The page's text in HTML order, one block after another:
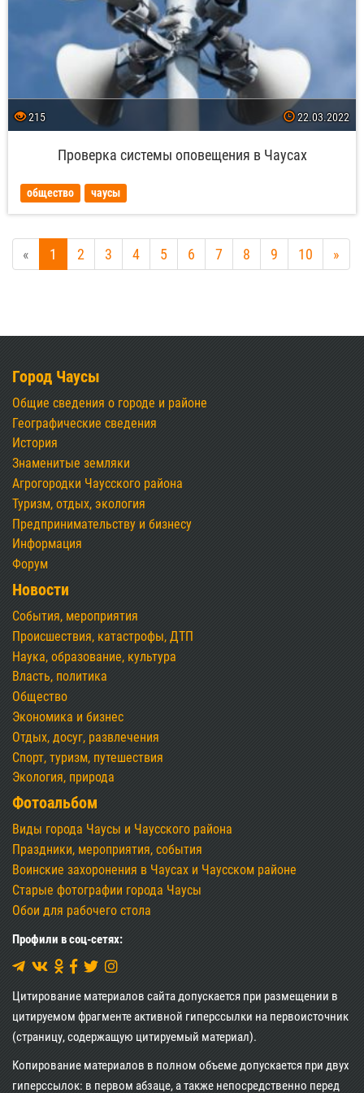
215 22.03.2022
Проверка системы оповещения в Чаусах
общество чаусы
« 1 2 3 4 5 6 7 8 9 10 »
Город Чаусы
Общие сведения о городе и районе
Географические сведения
История
Знаменитые земляки
Агрогородки Чаусского района
Туризм, отдых, экология
Предпринимательству и бизнесу
Информация
Форум
Новости
События, мероприятия
Происшествия, катастрофы, ДТП
Наука, образование, культура
Власть, политика
Общество
Экономика и бизнес
Отдых, досуг, развлечения
Спорт, туризм, путешествия
Экология, природа
Фотоальбом
Виды города Чаусы и Чаусского района
Праздники, мероприятия, события
Воинские захоронения в Чаусах и Чаусском районе
Старые фотографии города Чаусы
Обои для рабочего стола
Профили в соц-сетях:
Цитирование материалов сайта допускается при размещении в
цитируемом фрагменте активной гиперссылки на первоисточник
(страницу, содержащую цитируемый материал).
Копирование материалов в полном объеме допускается при двух
гиперссылок: в первом абзаце, а также непосредственно перед